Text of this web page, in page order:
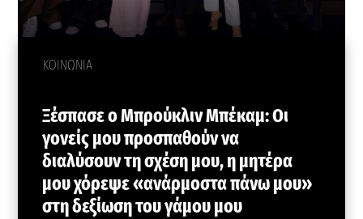
ΚΟΙΝΩΝΙΑ
Ξέσπασε ο Μπρούκλιν Μπέκαμ: Οι
γονείς μου προσπαθούν να
διαλύσουν τη σχέση μου, η μητέρα
μου χόρεψε «ανάρμοστα πάνω μου»
στη δεξίωση του γάμου μου